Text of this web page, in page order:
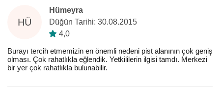
HÜ
Hümeyra
Düğün Tarihi: 30.08.2015
4,0
Burayı tercih etmemizin en önemli nedeni pist alanının çok geniş
olması. Çok rahatlıkla eğlendik. Yetkililerin ilgisi tamdı. Merkezi
bir yer çok rahatlıkla bulunabilir.